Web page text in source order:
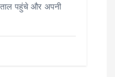
पहुंचे और अपनी